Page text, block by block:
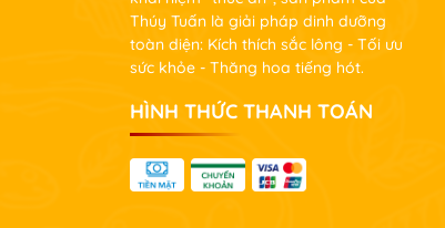
Thúy Tuấn là giải pháp dinh dưỡng
toàn diện: Kích thích sắc lông - Tối ưu
sức khỏe - Thăng hoa tiếng hót.
HÌNH THỨC THANH TOÁN